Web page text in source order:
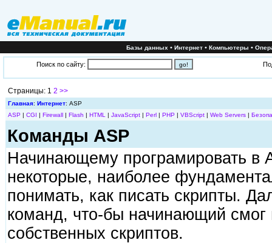
Базы данных•Интернет•Компьютеры•
Поиск по сайту:
Страницы: 1 2 >>
Главная: Интернет: ASP
ASP| CGI | Firewall| Flash | HTML | JavaScript| Perl| PHP| VBScript| Web Servers|
Команды ASP
Начинающему програмировать в
некоторые, наиболее
понимать, как писать скрипты.
команд, что-бы начинающий смог
собственных скриптов.